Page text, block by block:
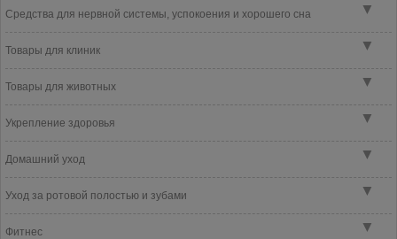
▼
Средства для нервной системы, успокоения и хорошего сна
▼
Товары для клиник
▼
Товары для животных
▼
Укрепление здоровья
▼
Домашний уход
▼
Уход за ротовой полостью и зубами
▼
Фитнес